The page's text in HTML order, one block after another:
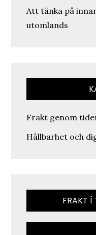
Att tänka på
utomlands
Frakt genom
Hållbarhet och
FRAKT